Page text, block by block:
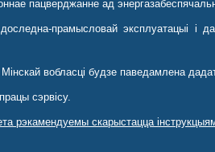
пацверджанне ад
прамысловай эксплуатацыі і
вобласці будзе паведамлена
сэрвісу.
рэкамендуемы скарыстацца